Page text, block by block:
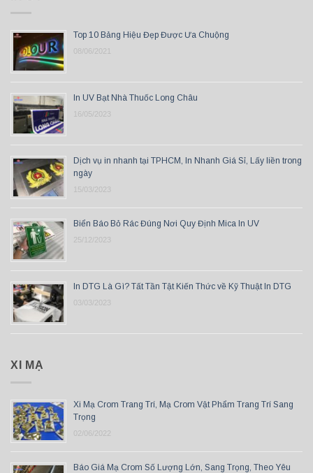
Top 10 Bảng Hiệu Đẹp Được Ưa Chuộng
08/06/2021
In UV Bạt Nhà Thuốc Long Châu
16/05/2023
Dịch vụ in nhanh tại TPHCM, In Nhanh Giá Sỉ, Lấy liền trong
ngày
15/03/2023
Biển Báo Bỏ Rác Đúng Nơi Quy Định Mica In UV
25/12/2023
In DTG Là Gì? Tất Tần Tật Kiến Thức về Kỹ Thuật In DTG
03/03/2023
XI MẠ
Xi Mạ Crom Trang Trí, Mạ Crom Vật Phẩm Trang Trí Sang
Trọng
02/06/2022
Báo Giá Mạ Crom Số Lượng Lớn, Sang Trọng, Theo Yêu